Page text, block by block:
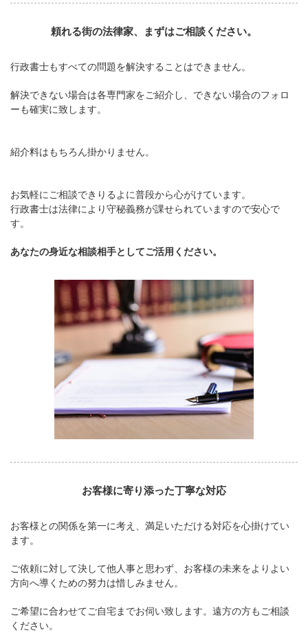
頼れる街の法律家、まずはご相談ください。
行政書士もすべての問題を解決することはできません。
解決できない場合は各専門家をご紹介し、できない場合のフォロ
ーも確実に致します。
紹介料はもちろん掛かりません。
お気軽にご相談できりるよに普段から心がけています。
行政書士は法律により守秘義務が課せられていますので安心で
す。
あなたの身近な相談相手としてご活用ください。
お客様に寄り添った丁寧な対応
お客様との関係を第一に考え、満足いただける対応を心掛けてい
ます。
ご依頼に対して決して他人事と思わず、お客様の未来をよりよい
方向へ導くための努力は惜しみません。
ご希望に合わせてご自宅までお伺い致します。遠方の方もご相談
ください。